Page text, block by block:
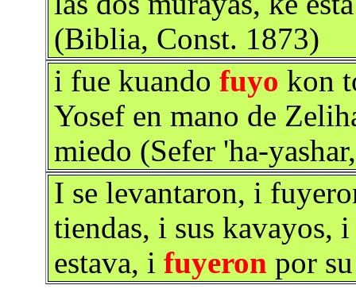
(Biblia, Const. 1873)
i fue kuandofuyo kon
Yosef en mano de
miedo (Sefer 'ha-
I se levantaron, i
tiendas, i sus kavayos,
estava, ifuyeron por